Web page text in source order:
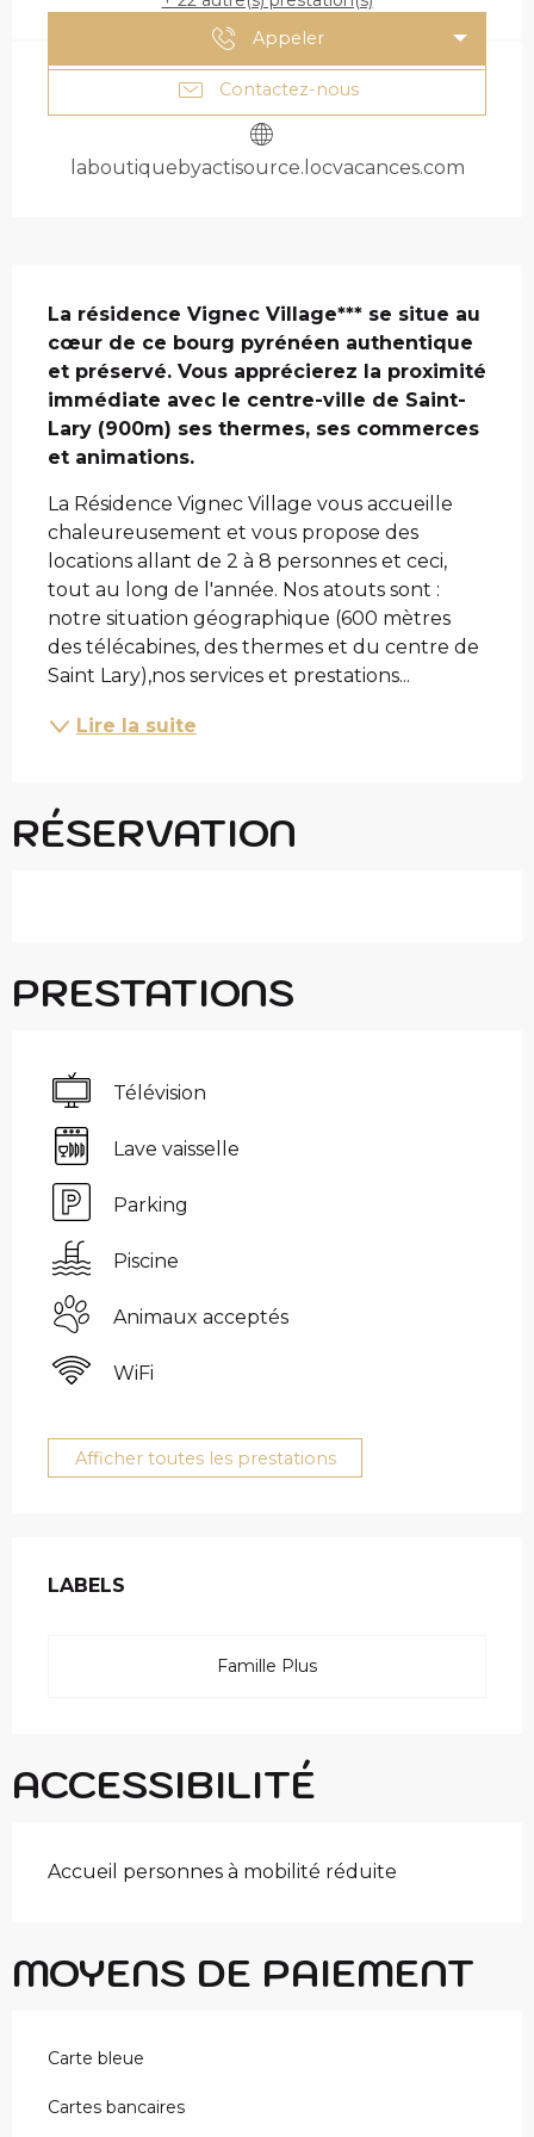
Appeler
Contactez-nous
laboutiquebyactisource.locvacances.com
La résidence Vignec Village*** se situe au
cœur de ce bourg pyrénéen authentique
et préservé. Vous apprécierez la proximité
immédiate avec le centre-ville de Saint-
Lary (900m) ses thermes, ses commerces
et animations.
La Résidence Vignec Village vous accueille
chaleureusement et vous propose des
locations allant de 2 à 8 personnes et ceci,
tout au long de l'année. Nos atouts sont :
notre situation géographique (600 mètres
des télécabines, des thermes et du centre de
Saint Lary),nos services et prestations...
Lire la suite
RÉSERVATION
PRESTATIONS
Télévision
Lave vaisselle
Parking
Piscine
Animaux acceptés
WiFi
Afficher toutes les prestations
LABELS
LABELS
Famille Plus
ACCESSIBILITÉ
Accueil personnes à mobilité réduite
MOYENS DE PAIEMENT
Carte bleue
Cartes bancaires